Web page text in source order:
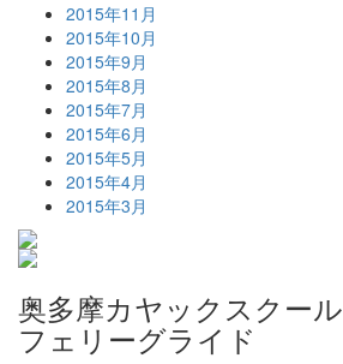
2015年11月
2015年10月
2015年9月
2015年8月
2015年7月
2015年6月
2015年5月
2015年4月
2015年3月
奥多摩カヤックスクール
フェリーグライド